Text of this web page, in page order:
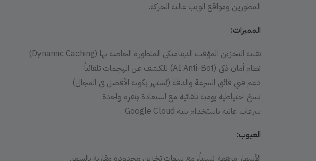
المطورين ومواقع الويب عالية الحركة.
المميزات:
تقنية التخزين المؤقت الديناميكي المتطورة الخاصة بها (Dynamic Caching)
نظام أمان ذكي (AI Anti-Bot) للكشف عن الهجمات تلقائياً
دعم فني فائق السرعة والدقة (يُشتهر بكونه الأفضل في المجال)
نسخ احتياطية يومية تلقائية مع استعادة بنقرة واحدة
سرعات عالية باستخدام بنية Google Cloud
العيوب:
الأسعار مرتفعة نسبياً، مع سعات تخزين محدودة مقارنة بالسعر.